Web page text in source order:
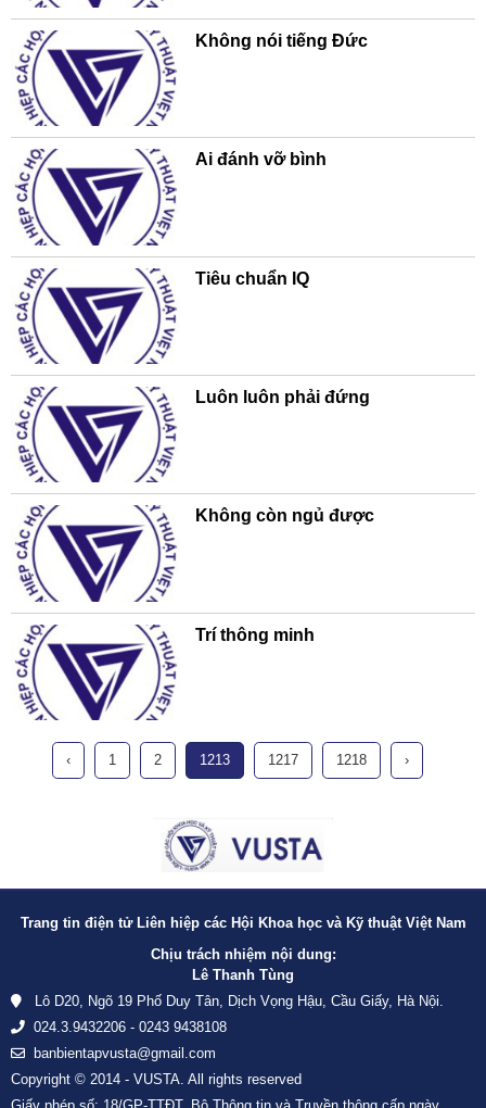
Không nói tiếng Đức
Ai đánh vỡ bình
Tiêu chuẩn IQ
Luôn luôn phải đứng
Không còn ngủ được
Trí thông minh
‹ 1 2 1213 1217 1218 ›
Trang tin điện tử Liên hiệp các Hội Khoa học và Kỹ thuật Việt Nam
Chịu trách nhiệm nội dung:
Lê Thanh Tùng
Lô D20, Ngõ 19 Phố Duy Tân, Dịch Vọng Hậu, Cầu Giấy, Hà Nội.
024.3.9432206 - 0243 9438108
banbientapvusta@gmail.com
Copyright © 2014 - VUSTA. All rights reserved